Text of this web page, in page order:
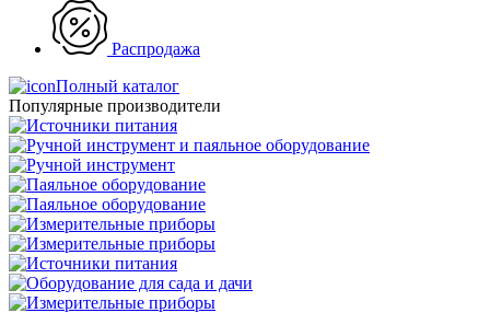
Распродажа
Полный каталог
Популярные производители